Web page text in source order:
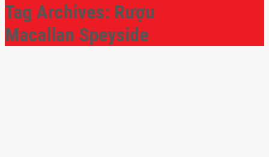
Tag Archives: Rượu
Macallan Speyside